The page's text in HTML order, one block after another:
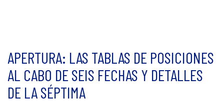
APERTURA: LAS TABLAS DE POSICIONES
AL CABO DE SEIS FECHAS Y DETALLES
DE LA SÉPTIMA